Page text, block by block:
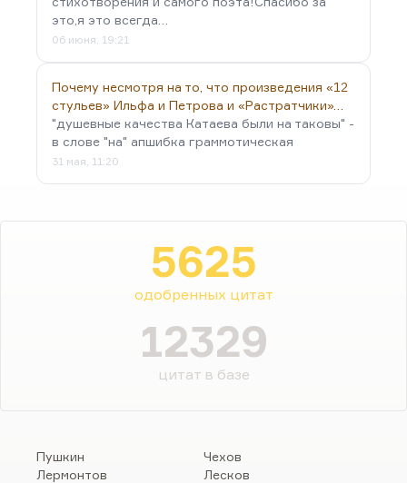
это,я это всегда…
06 июня, 19:21
Почему несмотря на то, что произведения «12
стульев» Ильфа и Петрова и «Растратчики»…
"душевные качества Катаева были на таковы" -
в слове "на" апшибка граммотическая
31 мая, 11:20
5625
одобренных цитат
12329
цитат в базе
Пушкин
Лермонтов
Чехов
Лесков